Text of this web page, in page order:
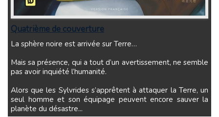
Quatrième de couverture
La sphère noire est arrivée sur Terre…
Mais sa présence, qui a tout d’un avertissement, ne semble
pas avoir inquiété l’humanité.
Alors que les Sylvrides s’apprêtent à attaquer la Terre, un
seul homme et son équipage peuvent encore sauver la
planète du désastre...